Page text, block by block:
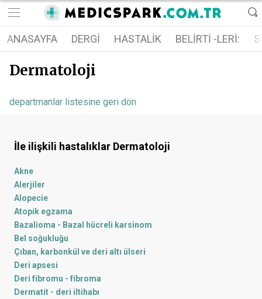
ANASAYFA DERGI HASTALIK BELIRTI -LERI:
Dermatoloji
departmanlar listesine geri dön
İle ilişkili hastalıklar Dermatoloji
Akne
Alerjiler
Alopecie
Atopik egzama
Bazalioma - Bazal hücreli karsinom
Bel soğukluğu
Çıban, karbonkül ve deri altı ülseri
Deri apsesi
Deri fibromu - fibroma
Dermatit - deri iltihabı